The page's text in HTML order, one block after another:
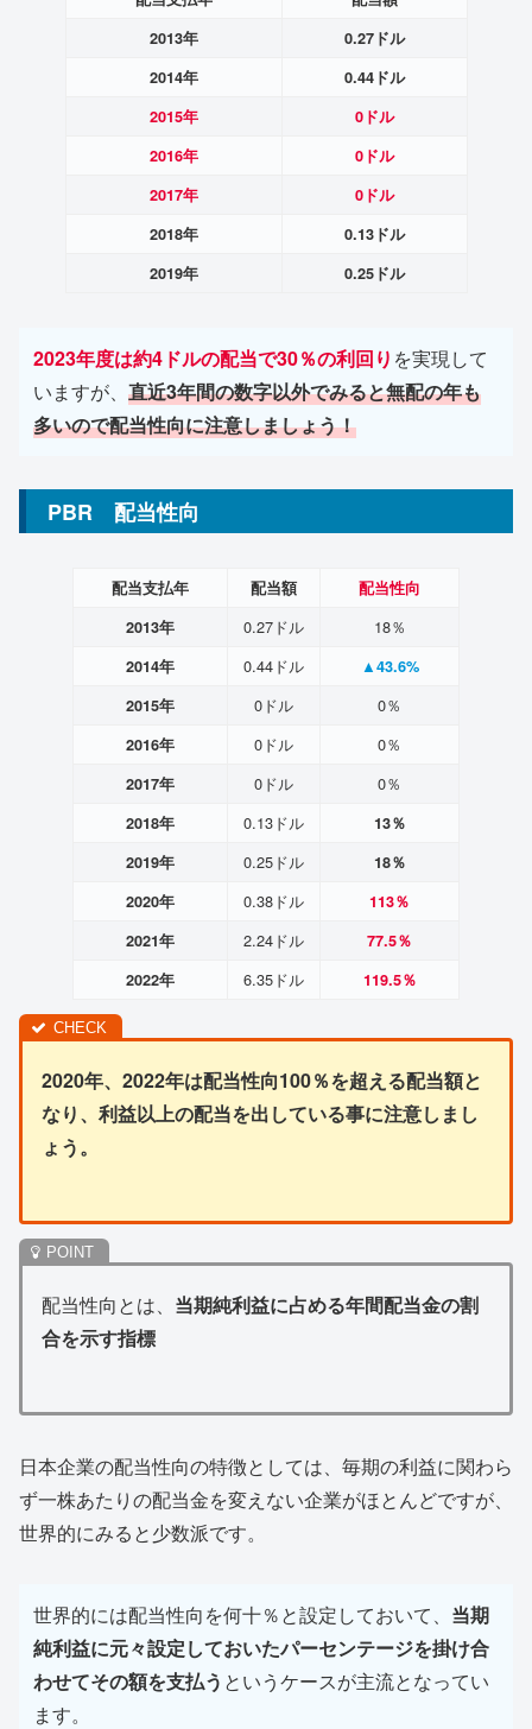
2013年
0.27ドル
2014年
0.44ドル
2015年
0ドル
2016年
0ドル
2017年
0ドル
2018年
0.13ドル
2019年
0.25ドル
2023年度は約4ドルの配当で30％の利回り を実現して
いますが、 直近3年間の数字以外でみると無配の年も
多いので配当性向に注意しましょう！
PBR 配当性向
配当支払年 配当額
配当性向
2013年
0.27ドル 18％
2014年 0.44ドル
▲43.6%
2015年
0ドル 0％
2016年 0ドル 0％
2017年 0ドル 0％
2018年 0.13ドル
13％
2019年
0.25ドル
18％
2020年
0.38ドル
113％
2021年
2.24ドル
77.5％
2022年
6.35ドル 119.5％
2020年、2022年は配当性向100％を超える配当額と
なり、利益以上の配当を出している事に注意しまし
ょう。
配当性向とは、 当期純利益に占める年間配当金の割
合を示す指標
日本企業の配当性向の特徴としては、毎期の利益に関わら
ず一株あたりの配当金を変えない企業がほとんどですが、
世界的にみると少数派です。
世界的には配当性向を何十％と設定しておいて、 当期
純利益に元々設定しておいたパーセンテージを掛け合
わせてその額を支払う というケースが主流となってい
ます。